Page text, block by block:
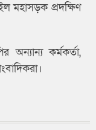
মহাসড়ক প্রদক্ষিণ
কর্মকর্তা,